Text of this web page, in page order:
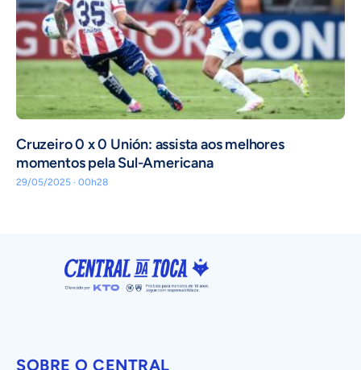
Cruzeiro 0 x 0 Unión: assista aos melhores
momentos pela Sul-Americana
29/05/2025 · 00h28
SOBRE O CENTRAL